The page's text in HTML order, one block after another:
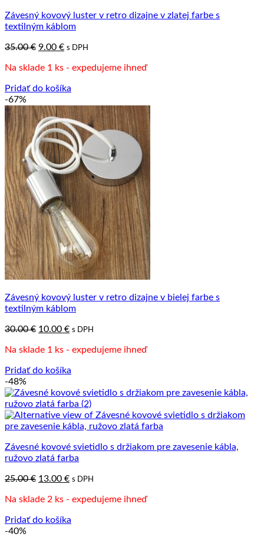
Závesný kovový luster v retro dizajne v zlatej farbe s
textilným káblom
35.00€ Pôvodná
bola:
9.00 €Aktuálna
je:
s DPH
Na sklade 1 ks - expedujeme ihneď
Pridať do košíka
-67%
Závesný kovový luster v retro dizajne v bielej farbe s
textilným káblom
30.00€ Pôvodná
bola:
10.00 €Aktuálna
je:
s DPH
Na sklade 1 ks - expedujeme ihneď
Pridať do košíka
-48%
Závesné kovové svietidlo s držiakom pre zavesenie kábla,
ružovo zlatá farba
25.00€ Pôvodná
bola:
13.00 €Aktuálna
je:
s DPH
Na sklade 2 ks - expedujeme ihneď
Pridať do košíka
-40%